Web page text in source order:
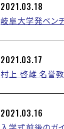
2021.03.18
岐阜大学発ベン
2021.03.17
村上 啓雄 名誉教
2021.03.16